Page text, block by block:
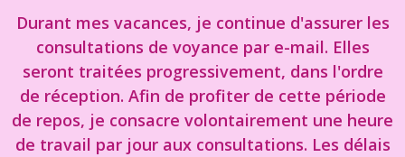
Durant mes vacances, je continue d'assurer les
consultations de voyance par e-mail. Elles
seront traitées progressivement, dans l'ordre
de réception. Afin de profiter de cette période
de repos, je consacre volontairement une heure
de travail par jour aux consultations. Les délais